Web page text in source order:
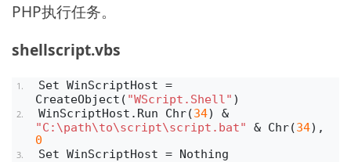
PHP执行任务。
shellscript.vbs
Set WinScriptHost =
CreateObject( "WScript.Shell" )
WinScriptHost.Run Chr(34
"C:\path\to\script\script.bat"
& Chr(34
0
Set WinScriptHost = Nothing